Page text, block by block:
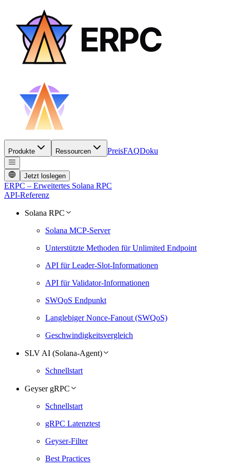
Produkte Ressourcen PreisFAQDoku
Jetzt loslegen
ERPC – Erweitertes Solana RPC
API-Referenz
Solana RPC
Solana MCP-Server
Unterstützte Methoden für Unlimited Endpoint
API für Leader-Slot-Informationen
API für Validator-Informationen
SWQoS Endpunkt
Langlebiger Nonce-Fanout (SWQoS)
Geschwindigkeitsvergleich
SLV AI (Solana-Agent)
Schnellstart
Geyser gRPC
Schnellstart
gRPC Latenztest
Geyser-Filter
Best Practices